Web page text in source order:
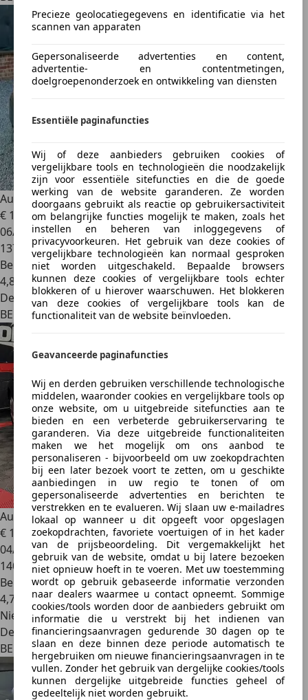
Precieze geolocatiegegevens en identificatie via het
scannen van apparaten
Gepersonaliseerde advertenties en content,
advertentie- en contentmetingen,
doelgroepenonderzoek en ontwikkeling van diensten
Essentiële paginafuncties
Wij of deze aanbieders gebruiken cookies of
vergelijkbare tools en technologieën die noodzakelijk
zijn voor essentiële sitefuncties en die de goede
werking van de website garanderen. Ze worden
doorgaans gebruikt als reactie op gebruikersactiviteit
om belangrijke functies mogelijk te maken, zoals het
instellen en beheren van inloggegevens of
privacyvoorkeuren. Het gebruik van deze cookies of
vergelijkbare technologieën kan normaal gesproken
niet worden uitgeschakeld. Bepaalde browsers
kunnen deze cookies of vergelijkbare tools echter
blokkeren of u hierover waarschuwen. Het blokkeren
van deze cookies of vergelijkbare tools kan de
functionaliteit van de website beïnvloeden.
Geavanceerde paginafuncties
Wij en derden gebruiken verschillende technologische
middelen, waaronder cookies en vergelijkbare tools op
onze website, om u uitgebreide sitefuncties aan te
bieden en een verbeterde gebruikerservaring te
garanderen. Via deze uitgebreide functionaliteiten
maken we het mogelijk om ons aanbod te
personaliseren - bijvoorbeeld om uw zoekopdrachten
bij een later bezoek voort te zetten, om u geschikte
aanbiedingen in uw regio te tonen of om
gepersonaliseerde advertenties en berichten te
verstrekken en te evalueren. Wij slaan uw e-mailadres
lokaal op wanneer u dit opgeeft voor opgeslagen
zoekopdrachten, favoriete voertuigen of in het kader
van de prijsbeoordeling. Dit vergemakkelijkt het
gebruik van de website, omdat u bij latere bezoeken
niet opnieuw hoeft in te voeren. Met uw toestemming
wordt op gebruik gebaseerde informatie verzonden
naar dealers waarmee u contact opneemt. Sommige
cookies/tools worden door de aanbieders gebruikt om
informatie die u verstrekt bij het indienen van
financieringsaanvragen gedurende 30 dagen op te
slaan en deze binnen deze periode automatisch te
hergebruiken om nieuwe financieringsaanvragen in te
vullen. Zonder het gebruik van dergelijke cookies/tools
kunnen dergelijke uitgebreide functies geheel of
gedeeltelijk niet worden gebruikt.
Audi A3A3 1.4 TFSI Ambiente S tronic *1An-Garantie*
€ 10.990
06/2015
137.000 km
Benzine
4,8 l/100 km (comb.)
Dealer
BE 1600
Audi A3A3 Sportback 1.0 TFSI Design
€ 11.990
04/2018
140.000 km
Benzine
4,7 l/100 km (comb.)
Nieuw
Dealer
BE 6060